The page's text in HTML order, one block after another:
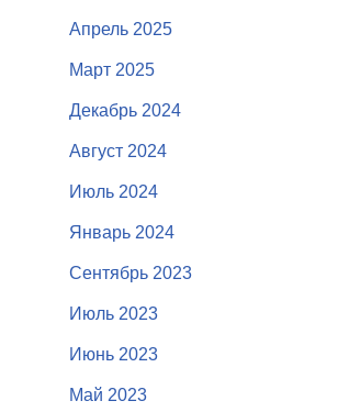
Апрель 2025
Март 2025
Декабрь 2024
Август 2024
Июль 2024
Январь 2024
Сентябрь 2023
Июль 2023
Июнь 2023
Май 2023